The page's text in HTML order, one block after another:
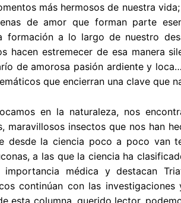
más hermosos de nuestra
de amor que forman parte
formación a lo largo de nuestro
hacen estremecer de esa manera
de amorosa pasión ardiente y
que encierran una clave que
en la naturaleza, nos
maravillosos insectos que nos han
desde la ciencia poco a poco van
a las que la ciencia ha
médica y destacan
continúan con las
esta columna, querido lector,